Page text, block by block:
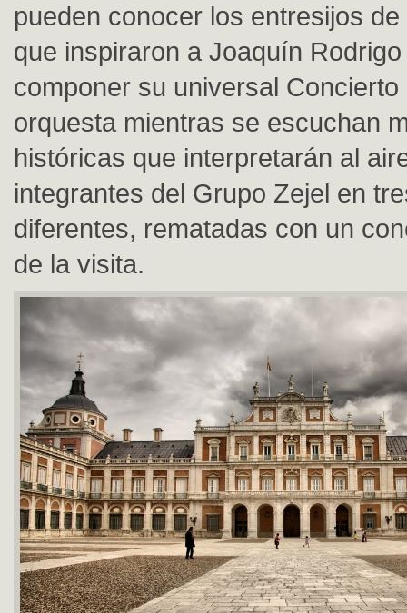
pueden conocer los entresijos
que inspiraron a Joaquín
componer su universal
orquesta mientras se escuchan
históricas que interpretarán al
integrantes del Grupo Zejel en
diferentes, rematadas con un
de la visita.